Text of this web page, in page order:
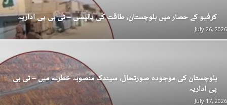
کرفیو کے حصار میں بلوچستان، طاقت کی پالیسی – ٹی بی پی اداریہ
July 26, 2026
بلوچستان کی موجودہ صورتحال، سیندک منصوبہ خطرے میں – ٹی بی
پی اداریہ
July 17, 2026